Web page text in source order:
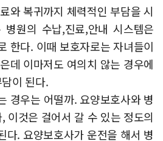
와 복귀까지 체력적인 부담을 시
원의 수납,진료,안내 시스템은
한다. 이때 보호자로는 자녀들이
데 이마저도 여의치 않는 경우에
이 된다.
경우는 어떨까. 요양보호사와 병
이것은 걸어서 갈 수 있는 정도의
다. 요양보호사가 운전을 해서 병